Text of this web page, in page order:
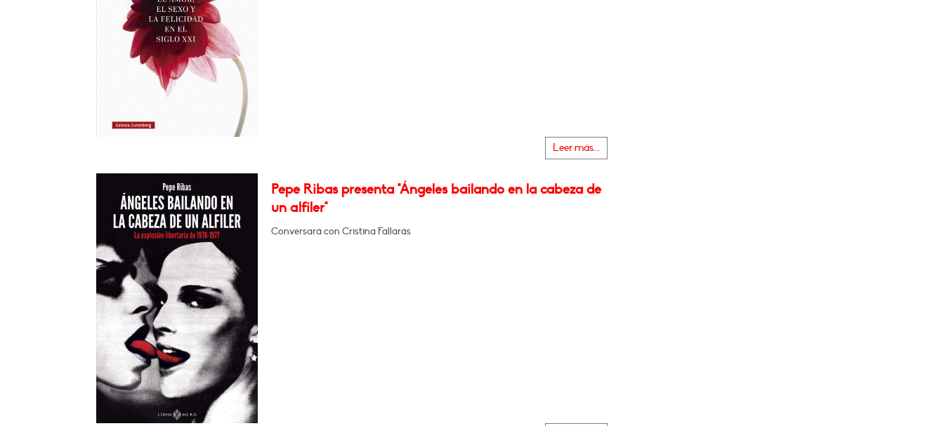
Leer más...
Pepe Ribas presenta "Ángeles bailando en la cabeza de
un alfiler"
Conversará con Cristina Fallarás